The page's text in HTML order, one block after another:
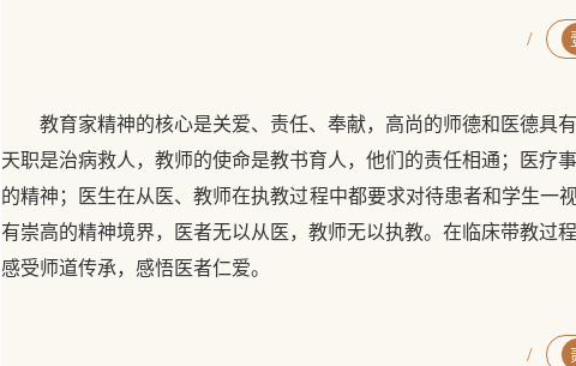
/
教育家精神的核心是关爱、责任、奉献，高尚的师德和医德具
天职是治病救人，教师的使命是教书育人，他们的责任相通；医疗
的精神；医生在从医、教师在执教过程中都要求对待患者和学生一
有崇高的精神境界，医者无以从医，教师无以执教。在临床带教过
感受师道传承，感悟医者仁爱。
/